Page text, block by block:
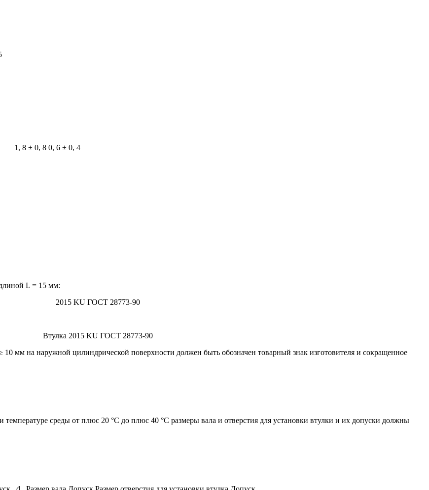
1, 8 ± 0, 8 0, 6 ± 0, 4
L = 15 мм:
2015 KU ГОСТ 28773-90
Втулка 2015 KU ГОСТ 28773-90
мм на наружной цилиндрической поверхности должен быть обозначен товарный знак изготовителя и сокращенное
среды от плюс 20 °С до плюс 40 °С размеры вала и отверстия для установки втулки и их допуски должны